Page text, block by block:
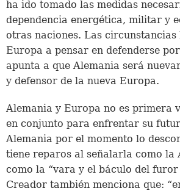
ha ido tomado las medidas
dependencia energética, militar y
otras naciones. Las circunstancias
Europa a pensar en defenderse
apunta a que Alemania será
y defensor de la nueva Europa.
Alemania y Europa no es primera
en conjunto para enfrentar su
Alemania por el momento lo
tiene reparos al señalarla como la
como la “vara y el báculo del
Creador también menciona que: